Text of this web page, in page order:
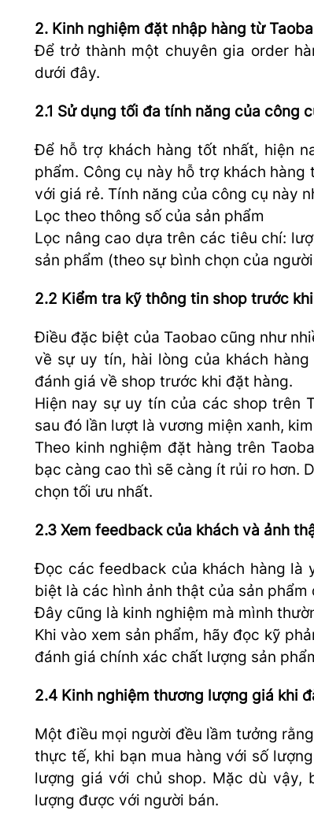
2. Kinh nghiệm đặt nhập hàng từ
Để trở thành một chuyên gia order
dưới đây.
2.1 Sử dụng tối đa tính năng của công
Để hỗ trợ khách hàng tốt nhất, hiện
phẩm. Công cụ này hỗ trợ khách
với giá rẻ. Tính năng của công cụ này
Lọc theo thông số của sản phẩm
Lọc nâng cao dựa trên các tiêu chí:
sản phẩm (theo sự bình chọn của
2.2 Kiểm tra kỹ thông tin shop trước
Điều đặc biệt của Taobao cũng như
về sự uy tín, hài lòng của khách
đánh giá về shop trước khi đặt hàng.
Hiện nay sự uy tín của các shop trên
sau đó lần lượt là vương miện xanh,
Theo kinh nghiệm đặt hàng trên
bạc càng cao thì sẽ càng ít rủi ro hơn.
chọn tối ưu nhất.
2.3 Xem feedback của khách và ảnh
Đọc các feedback của khách hàng là
biệt là các hình ảnh thật của sản phẩm
Đây cũng là kinh nghiệm mà mình
Khi vào xem sản phẩm, hãy đọc kỹ
đánh giá chính xác chất lượng sản
2.4 Kinh nghiệm thương lượng giá khi
Một điều mọi người đều lầm tưởng
thực tế, khi bạn mua hàng với số
lượng giá với chủ shop. Mặc dù
lượng được với người bán.